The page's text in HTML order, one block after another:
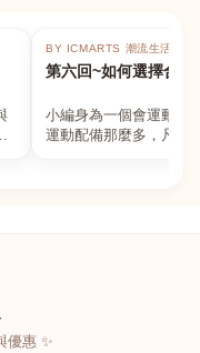
BY ICMARTS 潮流生活百貨
第六回~如何選擇合適
小編身為一個會運動的
運動配備那麼多，凡舉
優惠 ✨